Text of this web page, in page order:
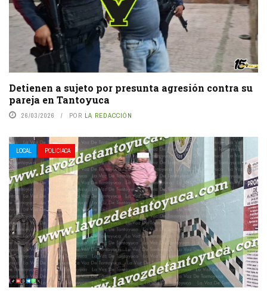
Detienen a sujeto por presunta agresión contra su
pareja en Tantoyuca
26/03/2026 POR LA REDACCIÓN
LOCAL POLICIACA